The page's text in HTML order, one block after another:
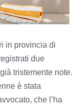
in provincia di
due
tristemente note.
è stata
che l’ha